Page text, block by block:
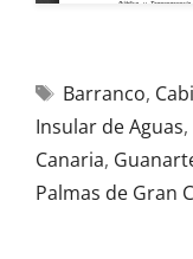
Barranco,
Insular de Aguas,
Canaria,
Palmas de Gran